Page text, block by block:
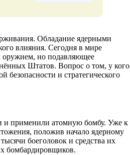
Обладание ядерными
влияния. Сегодня в мире
оружием, но подавляющее
Штатов. Вопрос о том, у кого
безопасности и стратегического
и применили атомную бомбу. Уже к
положив начало ядерному
боеголовок и средства их
бомбардировщиков.